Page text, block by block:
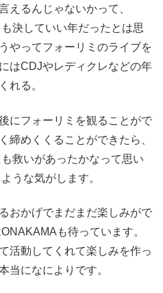
えるんじゃないかって、
決していい年だったとは思
やってフォーリミのライブを
はCDJやレディクレなどの年
れる。
にフォーリミを観ることがで
締めくくることができたら、
救いがあったかなって思い
うな気がします。
おかげでまだまだ楽しみがで
も待っています。
活動してくれて楽しみを作っ
当になによりです。